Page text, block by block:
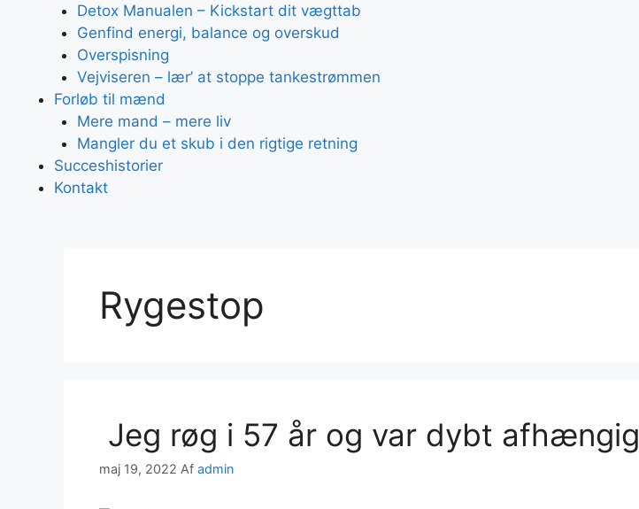
Detox Manualen – Kickstart dit vægttab
Genfind energi, balance og overskud
Overspisning
Vejviseren – lær’ at stoppe tankestrømmen
Forløb til mænd
Mere mand – mere liv
Mangler du et skub i den rigtige retning
Succeshistorier
Kontakt
Rygestop
Jeg røg i 57 år og var dybt afhængig
maj 19, 2022 Af admin